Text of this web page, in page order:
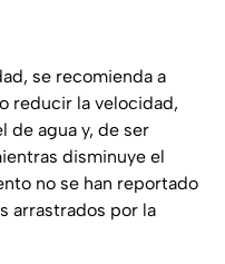
se recomienda a
reducir la velocidad,
de agua y, de ser
disminuye el
no se han reportado
arrastrados por la